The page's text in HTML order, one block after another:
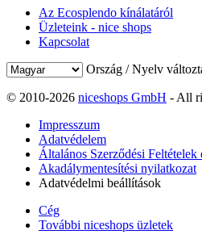
Az Ecosplendo kínálatáról
Üzleteink - nice shops
Kapcsolat
Ország / Nyelv
© 2010-2026 niceshops GmbH - All
Impresszum
Adatvédelem
Általános Szerződési
Akadálymentesítési nyilatkozat
Adatvédelmi beállítások
Cég
További niceshops üzletek